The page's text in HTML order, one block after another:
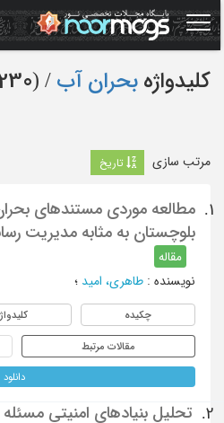
کلیدواژه بحران آب ‏/ (230 مقاله)
مرتب سازی تاریخ
1.
مطالعه موردی مستندهای
بلوچستان به مثابه مدیریت
مقاله
نویسنده: طاهری، امید؛
چکیده
مقالات مرتبط
دانلود
2.
تحلیل بنیادهای امنیتی